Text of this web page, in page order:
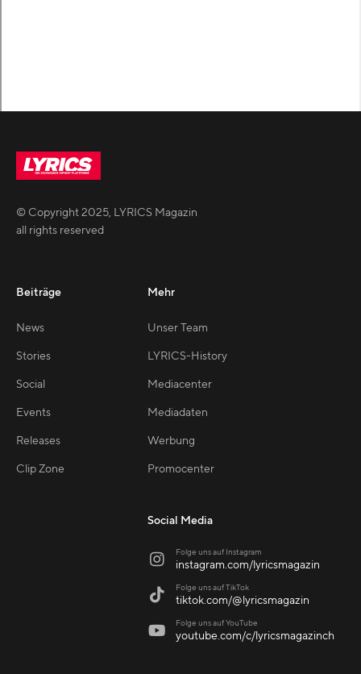
© Copyright2025, LYRICS Magazin
all rights reserved
Beiträge
News
Stories
Social
Events
Releases
Clip Zone
Mehr
Unser Team
LYRICS-History
Mediacenter
Mediadaten
Werbung
Promocenter
Social Media
 Folge uns auf Instagram
instagram.com/lyricsmagazin
 Folge uns auf TikTok
tiktok.com/@lyricsmagazin
 Folge uns auf YouTube
youtube.com/c/lyricsmagazinch